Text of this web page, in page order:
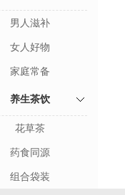
男人滋补
女人好物
家庭常备
养生茶饮
花草茶
药食同源
组合袋装